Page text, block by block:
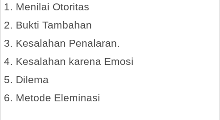
1. Menilai Otoritas
2. Bukti Tambahan
3. Kesalahan Penalaran.
4. Kesalahan karena Emosi
5. Dilema
6. Metode Eleminasi